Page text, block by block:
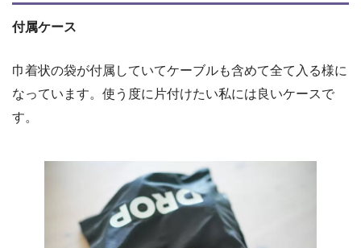
付属ケース
巾着状の袋が付属していてケーブルも含めて全て入る様に
なっています。使う度に片付けたい私には良いケースで
す。